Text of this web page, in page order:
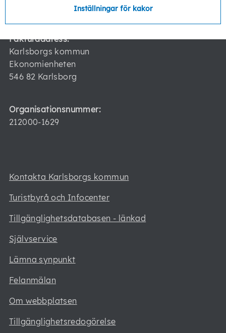
546 30 Karlsborg
Fakturaadress:
Karlsborgs kommun
Ekonomienheten
546 82 Karlsborg
Organisationsnummer:
212000-1629
Kontakta Karlsborgs kommun
Turistbyrå och Infocenter
Tillgänglighetsdatabasen - länkad
Självservice
Lämna synpunkt
Felanmälan
Om webbplatsen
Tillgänglighetsredogörelse
Inställningar för kakor